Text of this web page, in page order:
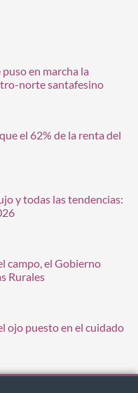
en marcha la
norte santafesino
el 62% de la renta del
y todas las tendencias:
campo, el Gobierno
Rurales
ojo puesto en el cuidado